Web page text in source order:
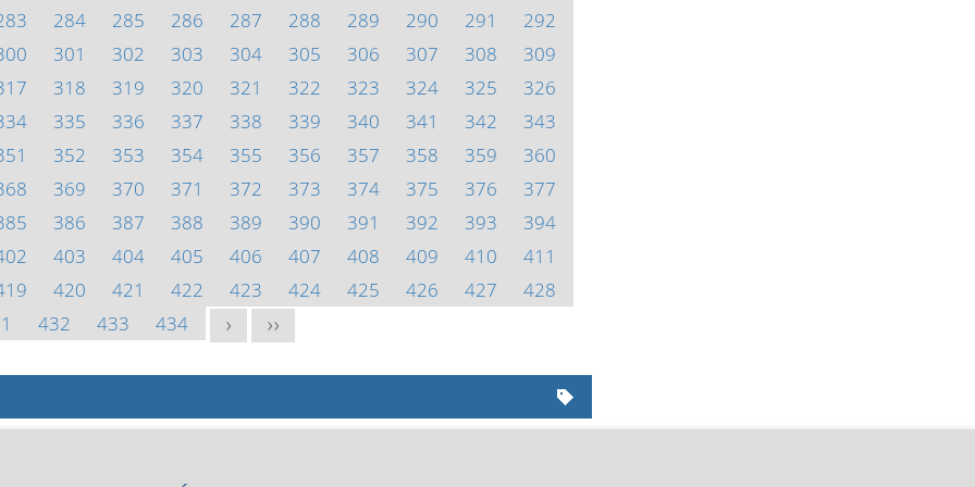
284 285 286 287 288 289 290 291
292
301 302 303 304 305 306 307 308
309
318 319 320 321 322 323 324 325
326
335 336 337 338 339 340 341 342
343
352 353 354 355 356 357 358 359
360
369 370 371 372 373 374 375 376
377
386 387 388 389 390 391 392 393
394
403 404 405 406 407 408 409 410
411
420 421 422 423 424 425 426 427
428
432 433 434 > >>